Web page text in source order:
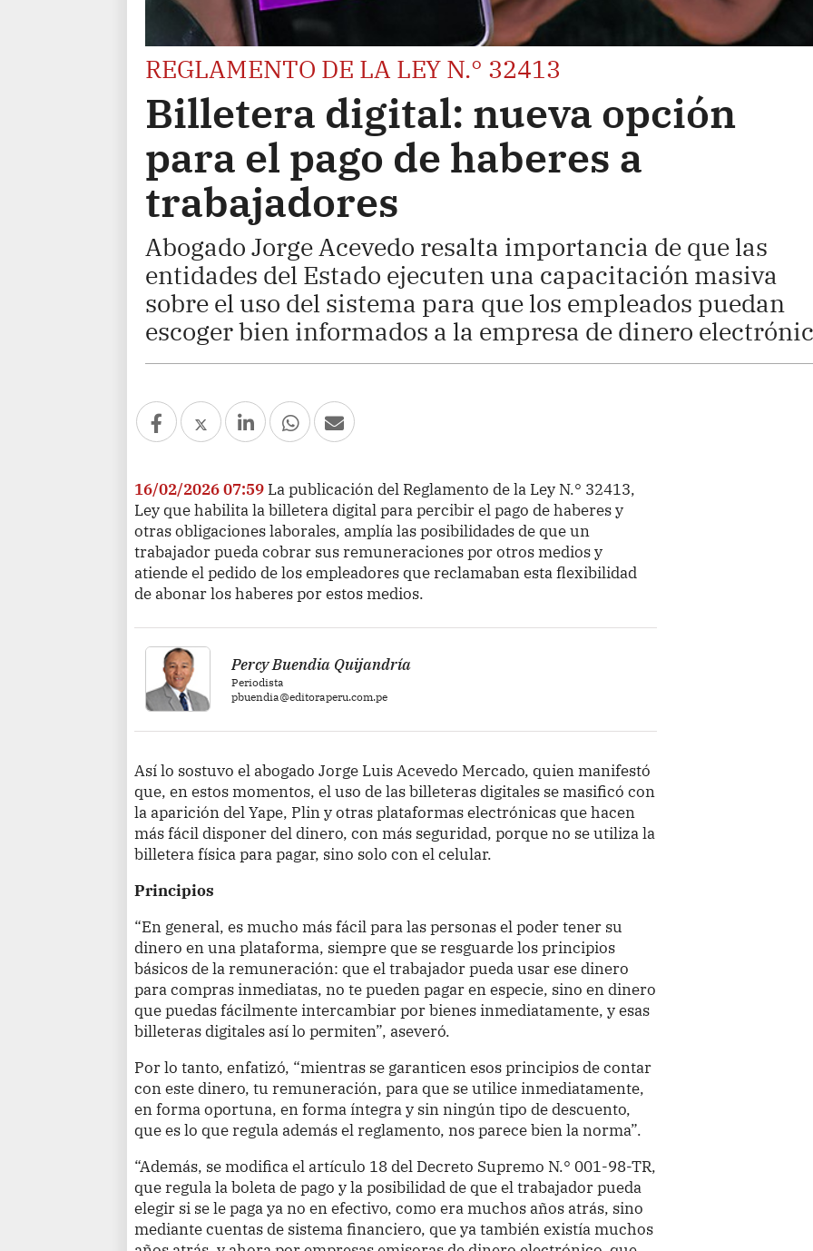
REGLAMENTO DE LA LEY N.° 32413
Billetera digital: nueva opción
para el pago de haberes a
trabajadores
Abogado Jorge Acevedo resalta importancia de que las
entidades del Estado ejecuten una capacitación masiva
sobre el uso del sistema para que los empleados puedan
escoger bien informados a la empresa de dinero
16/02/2026 07:59 La publicación del Reglamento de la Ley N.° 32413,
Ley que habilita la billetera digital para percibir el pago de haberes y
otras obligaciones laborales, amplía las posibilidades de que un
trabajador pueda cobrar sus remuneraciones por otros medios y
atiende el pedido de los empleadores que reclamaban esta flexibilidad
de abonar los haberes por estos medios.
Percy Buendia Quijandría
Periodista
pbuendia@editoraperu.com.pe
Así lo sostuvo el abogado Jorge Luis Acevedo Mercado, quien manifestó
que, en estos momentos, el uso de las billeteras digitales se masificó con
la aparición del Yape, Plin y otras plataformas electrónicas que hacen
más fácil disponer del dinero, con más seguridad, porque no se utiliza la
billetera física para pagar, sino solo con el celular.
Principios
“En general, es mucho más fácil para las personas el poder tener su
dinero en una plataforma, siempre que se resguarde los principios
básicos de la remuneración: que el trabajador pueda usar ese dinero
para compras inmediatas, no te pueden pagar en especie, sino en dinero
que puedas fácilmente intercambiar por bienes inmediatamente, y esas
billeteras digitales así lo permiten”, aseveró.
Por lo tanto, enfatizó, “mientras se garanticen esos principios de contar
con este dinero, tu remuneración, para que se utilice inmediatamente,
en forma oportuna, en forma íntegra y sin ningún tipo de descuento,
que es lo que regula además el reglamento, nos parece bien la norma”.
“Además, se modifica el artículo 18 del Decreto Supremo N.° 001-98-TR,
que regula la boleta de pago y la posibilidad de que el trabajador pueda
elegir si se le paga ya no en efectivo, como era muchos años atrás, sino
mediante cuentas de sistema financiero, que ya también existía muchos